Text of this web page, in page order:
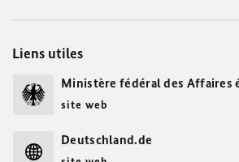
Liens utiles
Ministère fédéral des Affaires
site web
Deutschland.de